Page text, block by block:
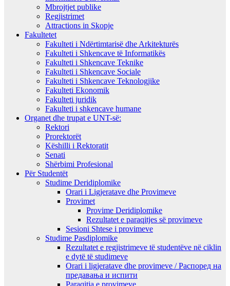
Mbrojtjet publike
Regjistrimet
Attractions in Skopje
Fakultetet
Fakulteti i Ndërtimtarisë dhe Arkitekturës
Fakulteti i Shkencave të Informatikës
Fakulteti i Shkencave Teknike
Fakulteti i Shkencave Sociale
Fakulteti i Shkencave Teknologjike
Fakulteti Ekonomik
Fakulteti juridik
Fakulteti i shkencave humane
Organet dhe trupat e UNT-së:
Rektori
Prorektorët
Këshilli i Rektoratit
Senati
Shërbimi Profesional
Për Studentët
Studime Deridiplomike
Orari i Ligjeratave dhe Provimeve
Provimet
Provime Deridiplomike
Rezultatet e paraqitjes së provimeve
Sesioni Shtese i provimeve
Studime Pasdiplomike
Rezultatet e regjistrimeve të studentëve në ciklin
e dytë të studimeve
Orari i ligjeratave dhe provimeve / Распоред на
предавањa и испити
Paraqitja e provimeve